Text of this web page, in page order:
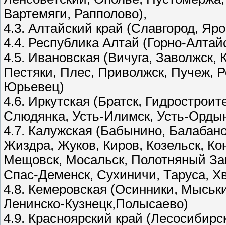
Вартемяги, Рапполово),
4.3. Алтайский край (Славгород,
4.4. Республика Алтай (Горно-
4.5. Ивановская (Вичуга,
Пестяки, Плес, Приволжск, Пучеж,
Юрьевец)
4.6. Иркутская (Братск,
Слюдянка, Усть-Илимск, Усть-
4.7. Калужская (Бабынино,
Жиздра, Жуков, Киров, Козельск,
Мещовск, Мосальск, Полотняный
Спас-Деменск, Сухиничи, Таруса,
4.8. Кемеровская (Осинники,
Ленинско-Кузнецк,Полысаево)
4.9. Красноярский край